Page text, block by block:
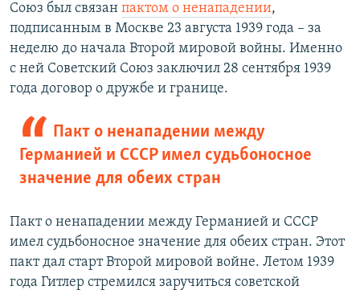
Союз был связан пактом о ненападении,
подписанным в Москве 23 августа 1939 года – за
неделю до начала Второй мировой войны. Именно
с ней Советский Союз заключил 28 сентября 1939
года договор о дружбе и границе.
Пакт о ненападении между
Германией и СССР имел судьбоносное
значение для обеих стран
Пакт о ненападении между Германией и СССР
имел судьбоносное значение для обеих стран. Этот
пакт дал старт Второй мировой войне. Летом 1939
года Гитлер стремился заручиться советской